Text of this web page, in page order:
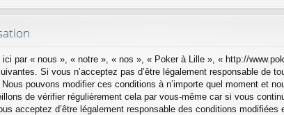
par « nous », « notre », « nos », « Poker à Lille », « http://
Si vous n’acceptez pas d’être légalement responsable de
pouvons modifier ces conditions à n’importe quel moment et
de vérifier régulièrement cela par vous-même car si vous
acceptez d’être légalement responsable des conditions modifiées